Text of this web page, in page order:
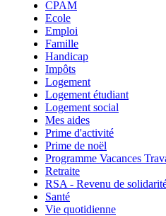
CPAM
Ecole
Emploi
Famille
Handicap
Impôts
Logement
Logement étudiant
Logement social
Mes aides
Prime d'activité
Prime de noël
Programme Vacances
Retraite
RSA - Revenu de
Santé
Vie quotidienne